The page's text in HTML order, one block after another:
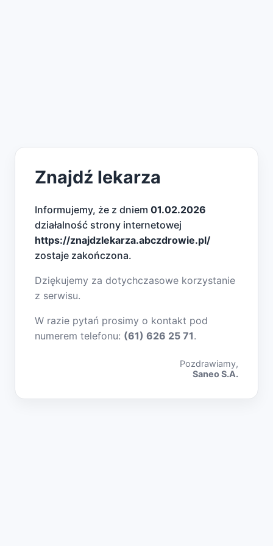
Znajdź lekarza
Informujemy, że z dniem 01.02.2026
działalność strony internetowej
https://znajdzlekarza.abczdrowie.pl/
zostaje zakończona.
Dziękujemy za dotychczasowe korzystanie
z serwisu.
W razie pytań prosimy o kontakt pod
numerem telefonu: (61) 626 25 71.
Pozdrawiamy,
Saneo S.A.